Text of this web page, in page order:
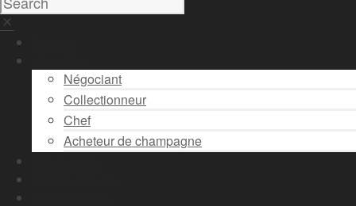
Négociant
Collectionneur
Chef
Acheteur de champagne